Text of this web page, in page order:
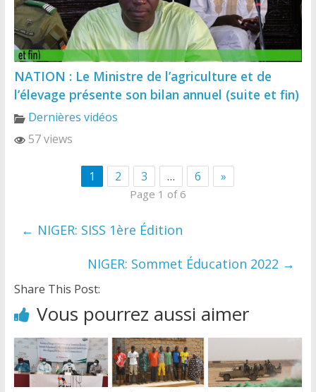
NATION : Le Ministre de l’agriculture et de
l’élevage présente son bilan annuel (suite et fin)
Dernières vidéos
57 views
1 2 3 … 6 »
Page 1 of 6
← NIGER: SISS 1ère Édition
NIGER: Sommet Éducation 2022 →
Share This Post:
Vous pourrez aussi aimer